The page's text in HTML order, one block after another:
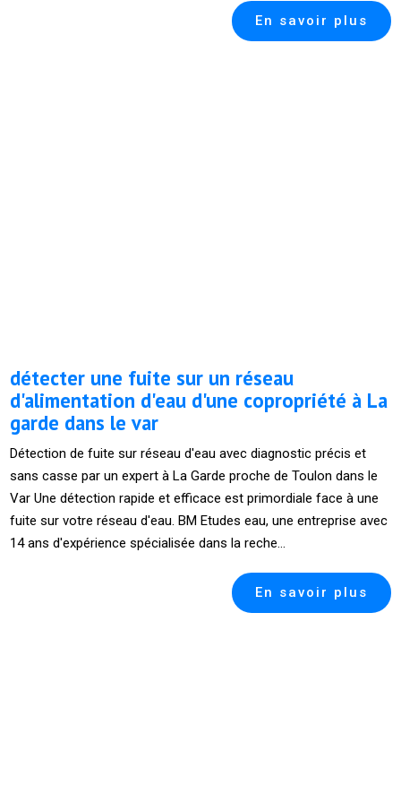
En savoir plus
détecter une fuite sur un réseau
d'alimentation d'eau d'une copropriété à La
garde dans le var
Détection de fuite sur réseau d'eau avec diagnostic précis et
sans casse par un expert à La Garde proche de Toulon dans le
Var Une détection rapide et efficace est primordiale face à une
fuite sur votre réseau d'eau. BM Etudes eau, une entreprise avec
14 ans d'expérience spécialisée dans la reche...
En savoir plus